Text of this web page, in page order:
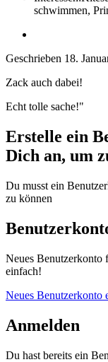
schwimmen,
Geschrieben 18.
Zack auch dabei!
Echt tolle sache!"
Erstelle ein
Dich an, um
Du musst ein
zu können
Neues Benutzerkonto
einfach!
Neues Benutzerkonto
Anmelden
Du hast bereits ein